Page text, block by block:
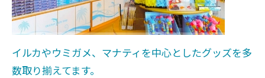
イルカやウミガメ、マナティを中心としたグッズを多
数取り揃えてます。